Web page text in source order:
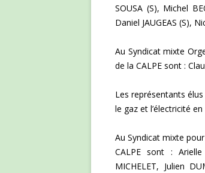
SOUSA (S), Michel
Daniel JAUGEAS (S),
Au Syndicat mixte
de la CALPE sont :
Les représentants
le gaz et l’électricité
Au Syndicat mixte
CALPE sont :
MICHELET, Julien